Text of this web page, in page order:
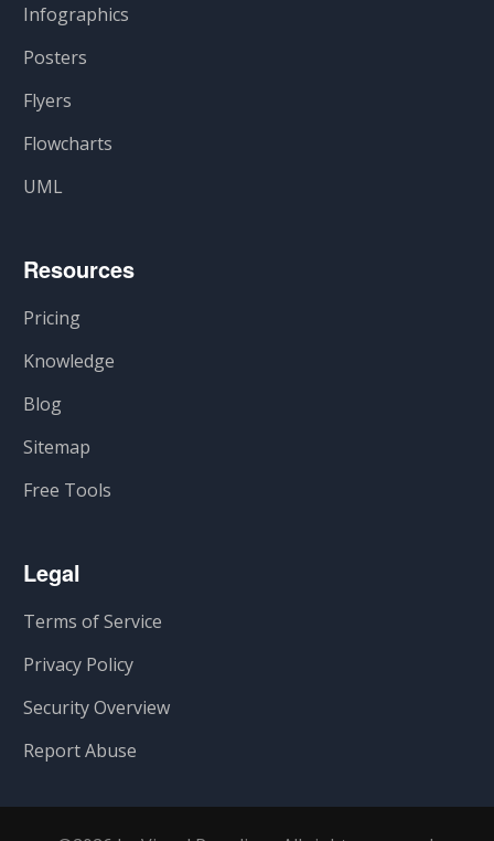
Infographics
Posters
Flyers
Flowcharts
UML
Resources
Pricing
Knowledge
Blog
Sitemap
Free Tools
Legal
Terms of Service
Privacy Policy
Security Overview
Report Abuse